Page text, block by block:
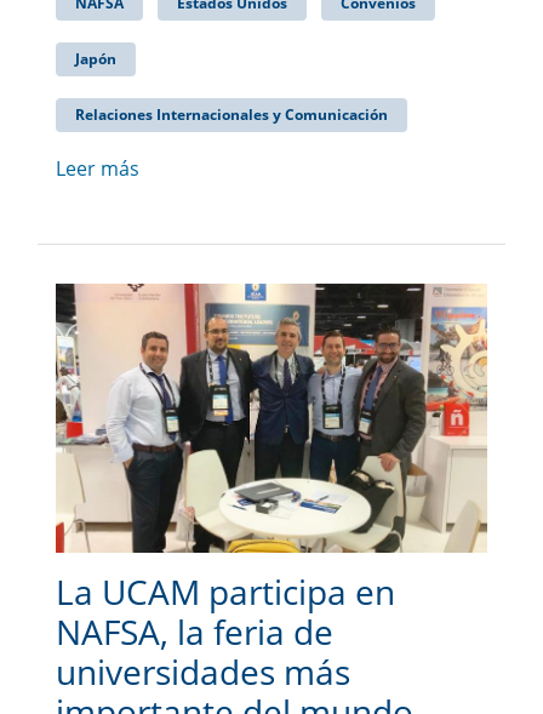
Japón
Relaciones Internacionales y Comunicación
Leer más
La UCAM participa en
NAFSA, la feria de
universidades más